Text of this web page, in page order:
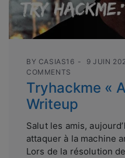
BY CASIAS16 9 JUIN
COMMENTS
Tryhackme «
Writeup
Salut les amis,
attaquer à la machine
Lors de la résolution